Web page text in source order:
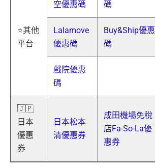
⭐其他
平台
空優惠碼
碼
Lalamove
優惠碼
Buy&Ship優惠
碼
戲院優惠
碼
🇯🇵
日本
優惠
券
日本松本
清優惠券
成田機場免稅
店Fa-So-La優
惠券